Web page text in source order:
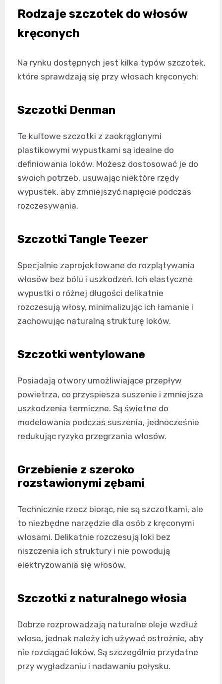
Rodzaje szczotek do włosów
kręconych
Na rynku dostępnych jest kilka typów szczotek,
które sprawdzają się przy włosach kręconych:
Szczotki Denman
Te kultowe szczotki z zaokrąglonymi
plastikowymi wypustkami są idealne do
definiowania loków. Możesz dostosować je do
swoich potrzeb, usuwając niektóre rzędy
wypustek, aby zmniejszyć napięcie podczas
rozczesywania.
Szczotki Tangle Teezer
Specjalnie zaprojektowane do rozplątywania
włosów bez bólu i uszkodzeń. Ich elastyczne
wypustki o różnej długości delikatnie
rozczesują włosy, minimalizując ich łamanie i
zachowując naturalną strukturę loków.
Szczotki wentylowane
Posiadają otwory umożliwiające przepływ
powietrza, co przyspiesza suszenie i zmniejsza
uszkodzenia termiczne. Są świetne do
modelowania podczas suszenia, jednocześnie
redukując ryzyko przegrzania włosów.
Grzebienie z szeroko
rozstawionymi zębami
Technicznie rzecz biorąc, nie są szczotkami, ale
to niezbędne narzędzie dla osób z kręconymi
włosami. Delikatnie rozczesują loki bez
niszczenia ich struktury i nie powodują
elektryzowania się włosów.
Szczotki z naturalnego włosia
Dobrze rozprowadzają naturalne oleje wzdłuż
włosa, jednak należy ich używać ostrożnie, aby
nie rozciągać loków. Są szczególnie przydatne
przy wygładzaniu i nadawaniu połysku.